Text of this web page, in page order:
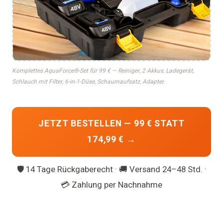
Komplettes AquaForce®-Set für 99 € — Reiniger, 2 Akkus, Ladegerät,
Schlauch mit Filter, 6-in-1-Düse, Schaumaufsatz, Adapter.
JETZT BESTELLEN — 99 € STATT
174,99 € →
🛡 14 Tage Rückgaberecht · 🚚 Versand 24–48 Std. ·
💳 Zahlung per Nachnahme